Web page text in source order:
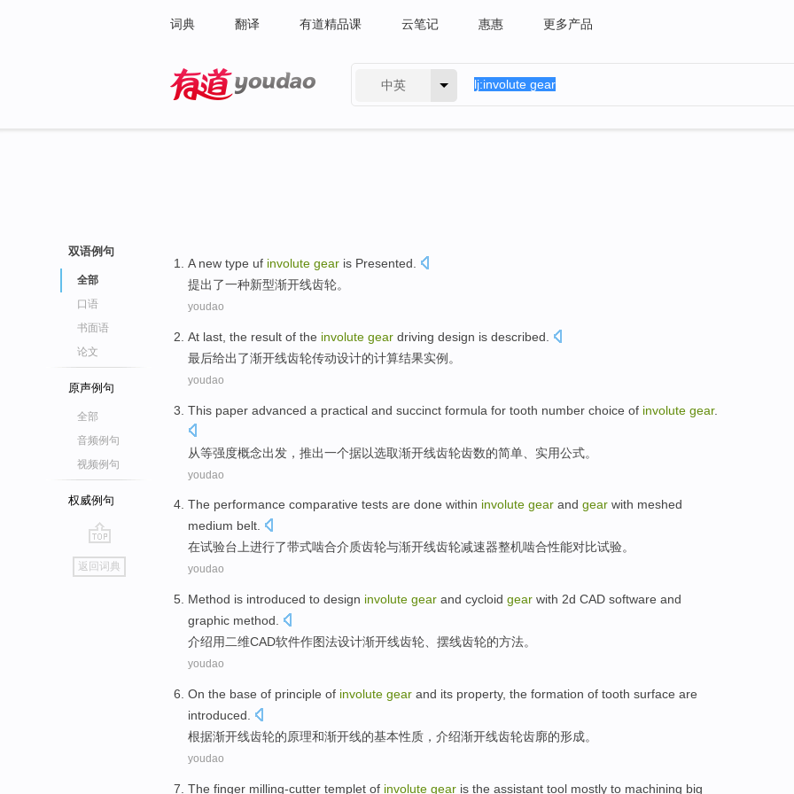
词典 翻译 有道精品课 云笔记 惠惠 更多产品
中英
双语例句
全部
口语
书面语
论文
原声例句
全部
音频例句
视频例句
权威例句
go
top
返回词典
A new type uf involute gear is Presented
提出了一种新型渐开线齿轮。
youdao
At last , the result of the involute gear driving design is described
最后给出了渐开线齿轮传动设计的计算结果实例。
youdao
This paper advanced a practical and succinct formula for tooth number choice of involute gear.
从等强度概念出发，推出一个据以选取渐开线齿轮齿数的简单、 实用公式。
youdao
The performance comparative tests are done within involute gear and gear with meshed
medium belt.
在试验台上进行了带式啮合介质齿轮与渐开线齿轮减速器整机啮合性能对比试验。
youdao
Method is introduced to design involute gear and cycloid gear with 2d CAD software and
graphic method
介绍用 二维CAD软件作图法设计渐开线齿轮 摆线齿轮的方法。
youdao
On the base of principle of involute gear and its property, the formation of tooth surface are
introduced
根据渐开线齿轮的原理和渐开线的基本性质 ，介绍渐开线齿轮齿廓的形成。
youdao
The finger milling-cutter templet of involute gear is the assistant tool mostly to machining big